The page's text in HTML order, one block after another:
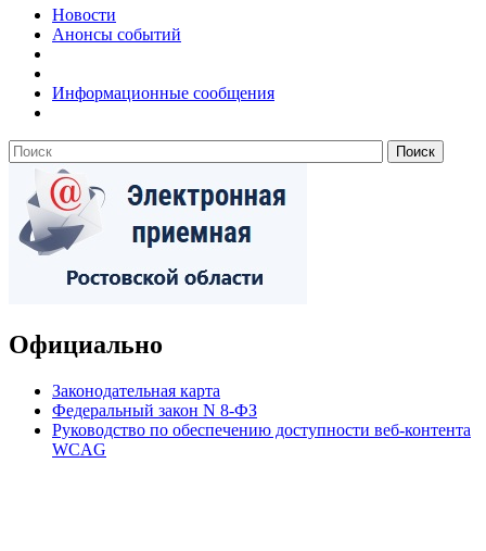
Новости
Анонсы событий
Информационные сообщения
Официально
Законодательная карта
Федеральный закон N 8-ФЗ
Руководство по обеспечению доступности веб-контента
WCAG